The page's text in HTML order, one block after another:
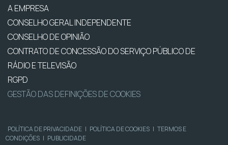
A EMPRESA
CONSELHO GERAL INDEPENDENTE
CONSELHO DE OPINIÃO
CONTRATO DE CONCESSÃO DO SERVIÇO PÚBLICO DE
RÁDIO E TELEVISÃO
RGPD
GESTÃO DAS DEFINIÇÕES DE COOKIES
POLÍTICA DE PRIVACIDADE | POLÍTICA DE COOKIES | TERMOS E
CONDIÇÕES | PUBLICIDADE